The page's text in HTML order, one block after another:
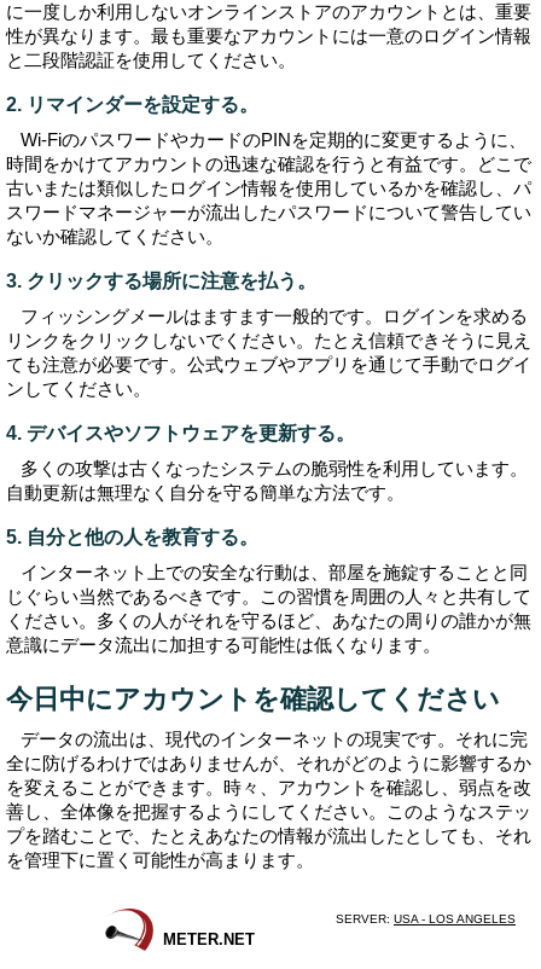
に一度しか利用しないオンラインストアのアカウントとは、重要
性が異なります。最も重要なアカウントには一意のログイン情報
と二段階認証を使用してください。
2. リマインダーを設定する。
Wi-FiのパスワードやカードのPINを定期的に変更するように、
時間をかけてアカウントの迅速な確認を行うと有益です。どこで
古いまたは類似したログイン情報を使用しているかを確認し、パ
スワードマネージャーが流出したパスワードについて警告してい
ないか確認してください。
3. クリックする場所に注意を払う。
フィッシングメールはますます一般的です。ログインを求める
リンクをクリックしないでください。たとえ信頼できそうに見え
ても注意が必要です。公式ウェブやアプリを通じて手動でログイ
ンしてください。
4. デバイスやソフトウェアを更新する。
多くの攻撃は古くなったシステムの脆弱性を利用しています。
自動更新は無理なく自分を守る簡単な方法です。
5. 自分と他の人を教育する。
インターネット上での安全な行動は、部屋を施錠することと同
じぐらい当然であるべきです。この習慣を周囲の人々と共有して
ください。多くの人がそれを守るほど、あなたの周りの誰かが無
意識にデータ流出に加担する可能性は低くなります。
今日中にアカウントを確認してください
データの流出は、現代のインターネットの現実です。それに完
全に防げるわけではありませんが、それがどのように影響するか
を変えることができます。時々、アカウントを確認し、弱点を改
善し、全体像を把握するようにしてください。このようなステッ
プを踏むことで、たとえあなたの情報が流出したとしても、それ
を管理下に置く可能性が高まります。